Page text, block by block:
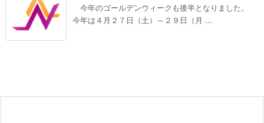
今年のゴールデンウィークも後半となりました。
今年は４月２７日（土）～２９日（月 ...